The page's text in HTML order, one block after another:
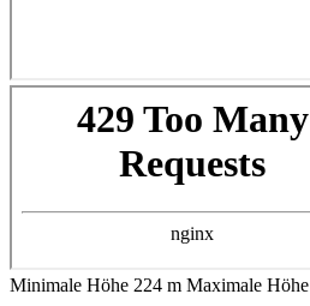
Minimale Höhe 224 m Maximale Höhe